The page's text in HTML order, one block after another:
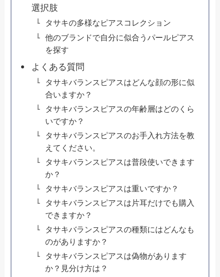
選択肢
タサキの多様なピアスコレクション
他のブランドで自分に似合うパールピアス
を探す
よくある質問
タサキバランスピアスはどんな顔の形に似
合いますか？
タサキバランスピアスの年齢層はどのくら
いですか？
タサキバランスピアスのお手入れ方法を教
えてください。
タサキバランスピアスは普段使いできます
か？
タサキバランスピアスは重いですか？
タサキバランスピアスは片耳だけでも購入
できますか？
タサキバランスピアスの種類にはどんなも
のがありますか？
タサキバランスピアスは偽物があります
か？見分け方は？